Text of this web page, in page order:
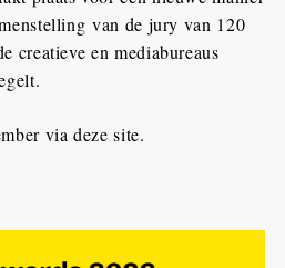
van de jury van 120
creatieve en mediabureaus
via deze site.